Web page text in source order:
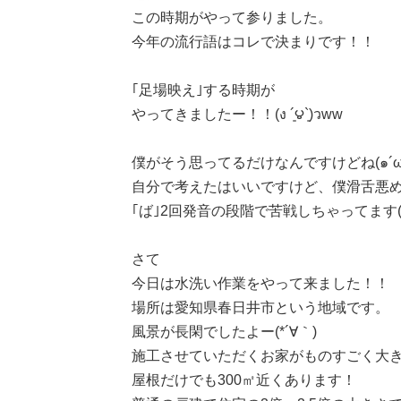
この時期がやって参りました。
今年の流行語はコレで決まりです！！
｢足場映え｣する時期が
やってきましたー！！(ง ´͈౪`͈)วww
僕がそう思ってるだけなんですけどね(๑
自分で考えたはいいですけど、僕滑舌悪
｢ば｣2回発音の段階で苦戦しちゃってます
さて
今日は水洗い作業をやって来ました！！
場所は愛知県春日井市という地域です。
風景が長閑でしたよー(*´∀｀)
施工させていただくお家がものすごく大き
屋根だけでも300㎡近くあります！